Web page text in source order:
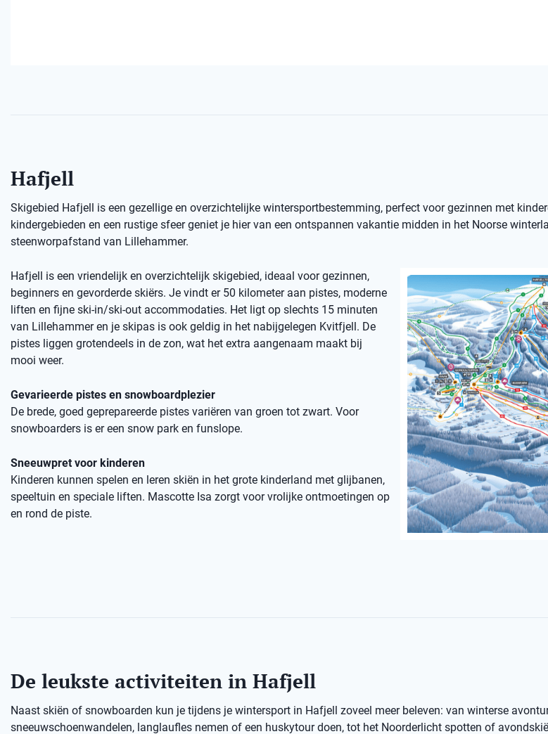
Hafjell
Skigebied Hafjell is een gezellige en overzichtelijke wintersportbestemming, perfect voor gezinnen met
kindergebieden en een rustige sfeer geniet je hier van een ontspannen vakantie midden in het Noorse
steenworpafstand van Lillehammer.
Hafjell is een vriendelijk en overzichtelijk skigebied, ideaal voor gezinnen,
beginners en gevorderde skiërs. Je vindt er 50 kilometer aan pistes, moderne
liften en fijne ski-in/ski-out accommodaties. Het ligt op slechts 15 minuten
van Lillehammer en je skipas is ook geldig in het nabijgelegen Kvitfjell. De
pistes liggen grotendeels in de zon, wat het extra aangenaam maakt bij
mooi weer.
Gevarieerde pistes en snowboardplezier
De brede, goed geprepareerde pistes variëren van groen tot zwart. Voor
snowboarders is er een snow park en funslope.
Sneeuwpret voor kinderen
Kinderen kunnen spelen en leren skiën in het grote kinderland met glijbanen,
speeltuin en speciale liften. Mascotte Isa zorgt voor vrolijke ontmoetingen op
en rond de piste.
De leukste activiteiten in Hafjell
Naast skiën of snowboarden kun je tijdens je wintersport in Hafjell zoveel meer beleven: van winterse
sneeuwschoenwandelen, langlaufles nemen of een huskytour doen, tot het Noorderlicht spotten of